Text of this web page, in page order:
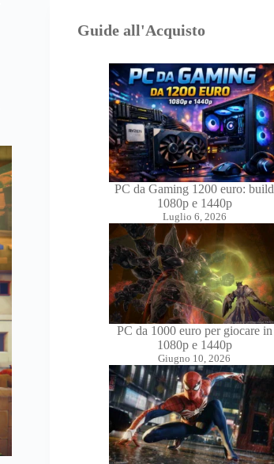
Guide all'Acquisto
PC da Gaming 1200 euro: build
1080p e 1440p
Luglio 6, 2026
PC da 1000 euro per giocare in
1080p e 1440p
Giugno 10, 2026